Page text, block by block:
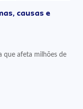
causas e
que afeta milhões de